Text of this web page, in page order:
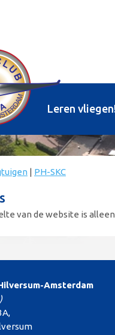
Leren
| PH-SKC
van de website is
Amsterdam